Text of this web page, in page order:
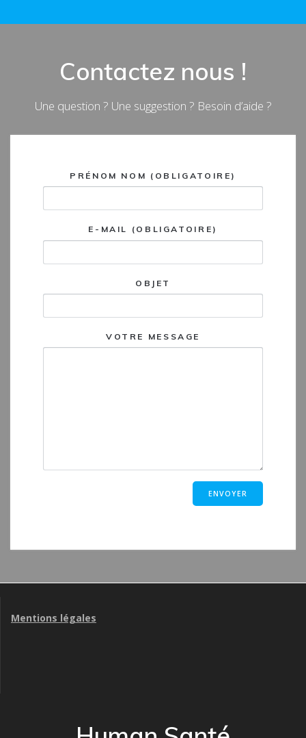
Contactez nous !
Une question ? Une suggestion ? Besoin d’aide ?
PRÉNOM NOM (OBLIGATOIRE)
E-MAIL (OBLIGATOIRE)
OBJET
VOTRE MESSAGE
Mentions légales